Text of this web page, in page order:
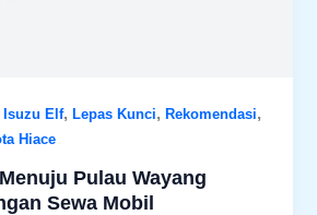
Isuzu Elf,Lepas Kunci,Rekomendasi,
Hiace
Pulau Wayang
Sewa Mobil